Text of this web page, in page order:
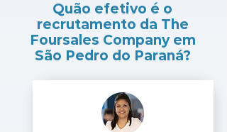
Quão efetivo é o
recrutamento da The
Foursales Company em
São Pedro do Paraná?